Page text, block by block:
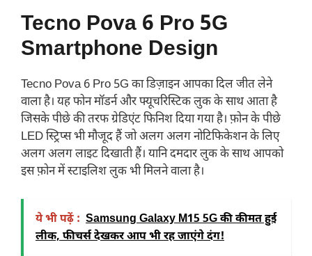
Tecno Pova 6 Pro 5G
Smartphone Design
Tecno Pova 6 Pro 5G का डिज़ाइन आपका दिल जीत लेने
वाला है। यह फोन मॉडर्न और फ्यूचरिस्टिक लुक के साथ आता है
जिसके पीछे की तरफ ग्रेडिएंट फिनिश दिया गया है। फ़ोन के पीछे
LED स्ट्रिप्स भी मौजूद हैं जो अलग अलग नोटिफिकेशन के लिए
अलग अलग लाइट दिखाती हैं। यानि दमदार लुक के साथ आपको
इस फ़ोन में स्टाइलिश लुक भी मिलने वाला है।
ये भी पढ़ें : Samsung Galaxy M15 5G की कीमत हुई
लीक, फीचर्स देखकर आप भी रह जाएंगे दंग!